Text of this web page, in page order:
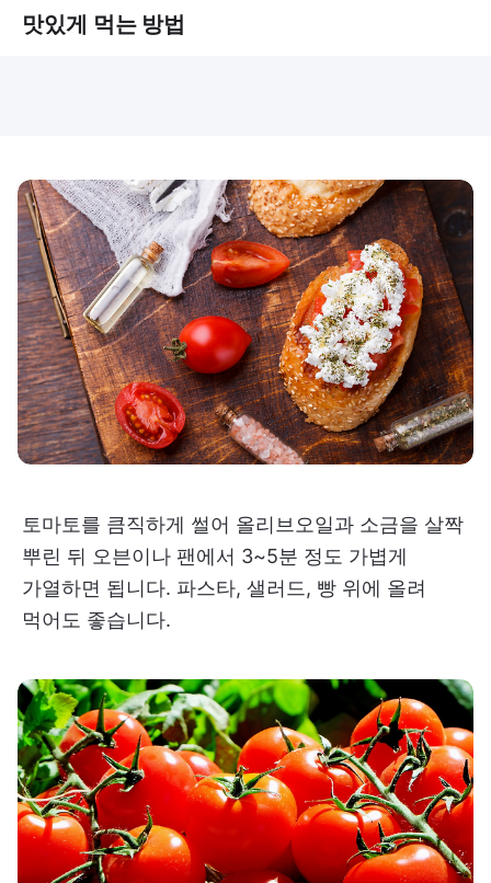
맛있게 먹는 방법
토마토를 큼직하게 썰어 올리브오일과 소금을 살짝
뿌린 뒤 오븐이나 팬에서 3~5분 정도 가볍게
가열하면 됩니다. 파스타, 샐러드, 빵 위에 올려
먹어도 좋습니다.